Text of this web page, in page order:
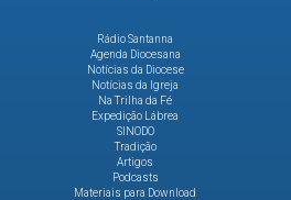
Rádio Santanna
Agenda Diocesana
Notícias da Diocese
Notícias da Igreja
Na Trilha da Fé
Expedição Lábrea
SINODO
Tradição
Artigos
Podcasts
Materiais para Download